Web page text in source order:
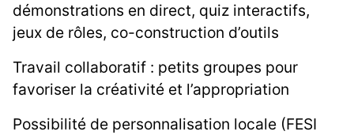
démonstrations en direct, quiz interactifs,
jeux de rôles, co-construction d’outils
Travail collaboratif : petits groupes pour
favoriser la créativité et l’appropriation
Possibilité de personnalisation locale (FESI